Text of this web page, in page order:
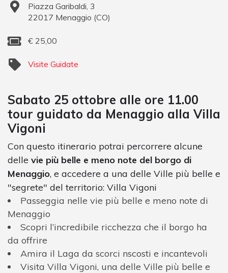
Piazza Garibaldi, 3
22017 Menaggio (CO)
€ 25,00
Visite Guidate
Sabato 25 ottobre alle ore 11.00
tour guidato da Menaggio alla Villa
Vigoni
Con questo itinerario potrai percorrere alcune
delle vie più belle e meno note del borgo di
Menaggio, e accedere a una delle Ville più belle e
"segrete" del territorio: Villa Vigoni
Passeggia nelle vie più belle e meno note di
Menaggio
Scopri l’incredibile ricchezza che il borgo ha
da offrire
Amira il Laga da scorci nscosti e incantevoli
Visita Villa Vigoni, una delle Ville più belle e